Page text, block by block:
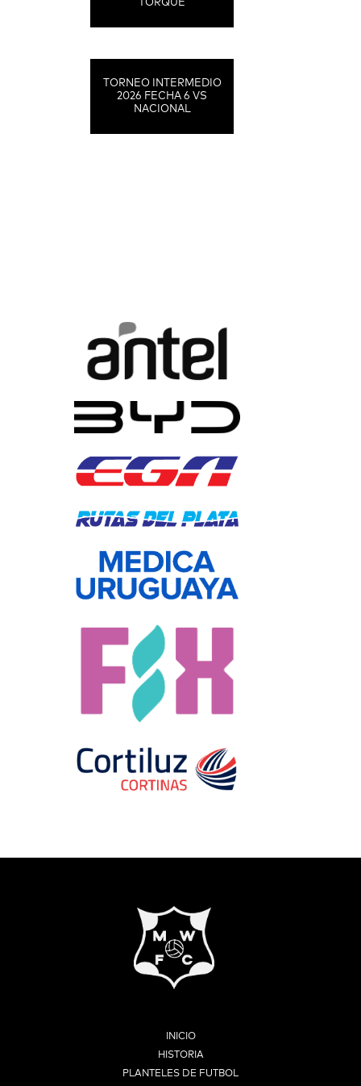
TORQUE
TORNEO INTERMEDIO
2026 FECHA 6 VS
NACIONAL
INICIO
HISTORIA
PLANTELES DE FUTBOL